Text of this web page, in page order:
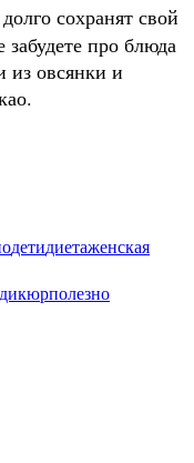
сохранят свой
про блюда
из овсянки и
детидиетаженская
полезно